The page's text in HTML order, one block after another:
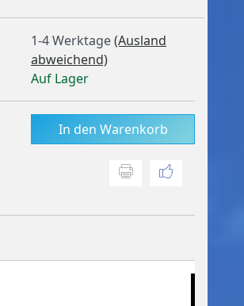
1-4 Werktage(Ausland
abweichend)
Auf Lager
In den Warenkorb